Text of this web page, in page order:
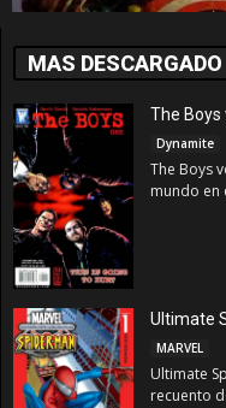
MAS DESCARGADO
The Boys
Dynamite
The Boys
mundo en
Ultimate
MARVEL
Ultimate
recuento